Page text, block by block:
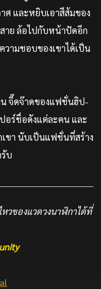
ศ และหยิบเอาสีส้มของ
าย ล้อไปกับหน้าปัดอีก
วามชอบของเขาได้เป็น
จี๊ดจ๊าดของแฟชั่นฮิป-
อร์ชื่อดังแต่ละคน และ
ขา นับเป็นแฟชั่นที่สร้าง
บ
วของแวดวงนาฬิกาได้ที่